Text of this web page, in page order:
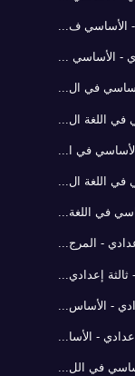
- الأساسي ف...
- الأساسي ...
في ال...
اللغة ال...
في ا...
في اللغة ال...
في اللغة...
- المرج...
إعدادي...
- الأساس...
- الأسا...
في الل...